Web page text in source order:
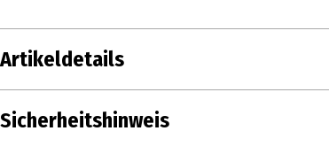
Artikeldetails
Inhalt
Sicherheitshinweis